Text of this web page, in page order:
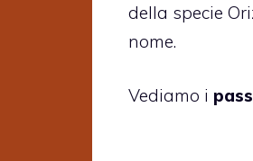
della specie
nome.
Vediamo i